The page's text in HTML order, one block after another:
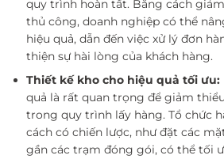
quy trình hoàn tất. Bằng cách
thủ công, doanh nghiệp có thể
hiệu quả, dẫn đến việc xử lý đơn
thiện sự hài lòng của khách hàng.
Thiết kế kho cho hiệu quả tối ưu:
quả là rất quan trọng để giảm
trong quy trình lấy hàng. Tổ chức
cách có chiến lược, như đặt các
gần các trạm đóng gói, có thể tối